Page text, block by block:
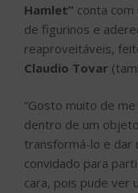
Hamlet” conta com
de figurinos e
reaproveitáveis,
Claudio Tovar
“Gosto muito de
dentro de um
transformá-lo e dar
convidado para
cara, pois pude ver